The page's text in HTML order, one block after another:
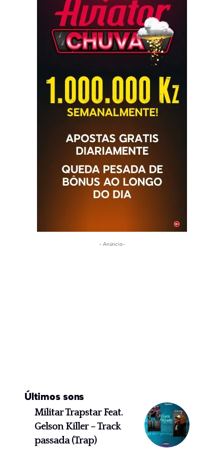
- Anúncio-
Últimos sons
Militar Trapstar Feat.
Gelson Killer – Track
passada (Trap)